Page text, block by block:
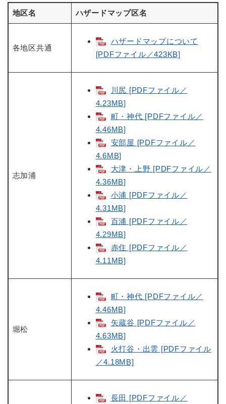
地区名 ハザードマップ区名
各地区共通
ハザードマップについて
[PDFファイル／423KB]
志加浦
川尻 [PDFファイル／
4.23MB]
町・神代 [PDFファイル／
4.46MB]
安部屋 [PDFファイル／
4.6MB]
大津・上野 [PDFファイル／
4.36MB]
小浦 [PDFファイル／
4.31MB]
百浦 [PDFファイル／
4.29MB]
赤住 [PDFファイル／
4.11MB]
堀松
町・神代 [PDFファイル／
4.46MB]
矢蔵谷 [PDFファイル／
4.63MB]
火打谷・出雲 [PDFファイル
／4.18MB]
長田 [PDFファイル／